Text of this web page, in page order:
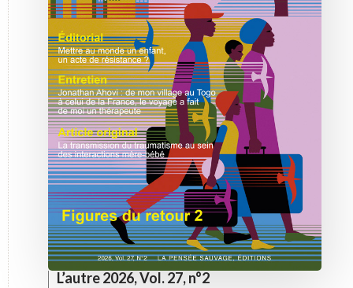
L’autre 2026, Vol. 27, n°2